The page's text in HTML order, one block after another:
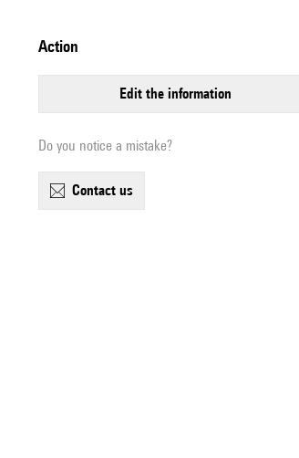
action
edit the information
Do you notice a mistake?
contact us